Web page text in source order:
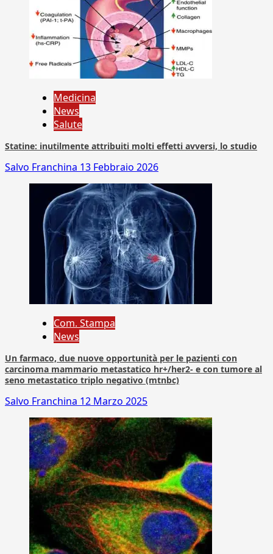
Medicina
News
Salute
Statine: inutilmente attribuiti molti effetti avversi, lo studio
Salvo Franchina 13 Febbraio 2026
Com. Stampa
News
Un farmaco, due nuove opportunità per le pazienti con
carcinoma mammario metastatico hr+/her2- e con tumore al
seno metastatico triplo negativo (mtnbc)
Salvo Franchina 12 Marzo 2025